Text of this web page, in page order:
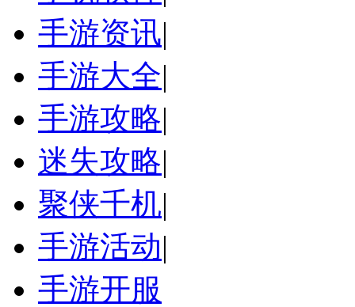
手游资讯|
手游大全|
手游攻略|
迷失攻略|
聚侠千机|
手游活动|
手游开服